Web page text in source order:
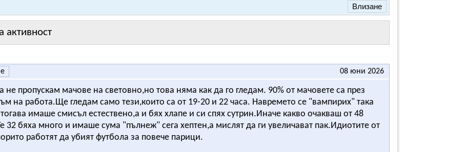
активност
08 юни 2026
не пропускам мачове на световно,но това няма как да го гледам. 90% от мачовете са през
на работа.Ще гледам само тези,които са от 19-20 и 22 часа. Навремето се "вампирих" така
имаше смисъл естествено,а и бях хлапе и си спях сутрин.Иначе какво очакваш от 48
32 бяха много и имаше сума "пълнеж" сега хептен,а мислят да ги увеличават пак.Идиотите от
работят да убият футбола за повече парици.